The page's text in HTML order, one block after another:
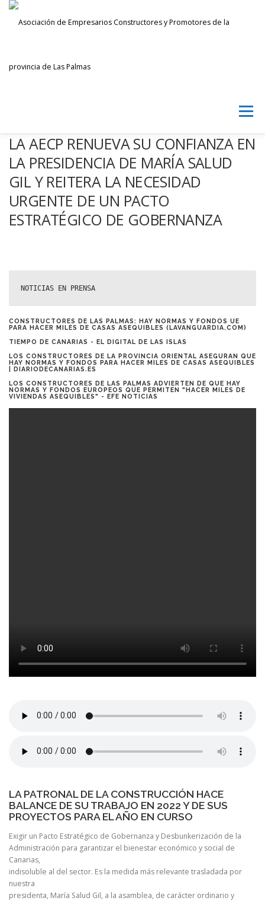
Saltar
Menú
AECPLPA NOTICIAS TRANSPARENCIA
INICIAR SESIÓN
LA AECP RENUEVA SU CONFIANZA EN
LA PRESIDENCIA DE MARÍA SALUD
GIL Y REITERA LA NECESIDAD
URGENTE DE UN PACTO
ESTRATÉGICO DE GOBERNANZA
NOTICIAS EN PRENSA
CONSTRUCTORES DE LAS PALMAS: HAY NORMAS Y FONDOS UE
PARA HACER MILES DE CASAS ASEQUIBLES (LAVANGUARDIA.COM)
TIEMPO DE CANARIAS - EL DIGITAL DE LAS ISLAS
LOS CONSTRUCTORES DE LA PROVINCIA ORIENTAL ASEGURAN QUE
HAY NORMAS Y FONDOS PARA HACER MILES DE CASAS ASEQUIBLES
| DIARIODECANARIAS.ES
LOS CONSTRUCTORES DE LAS PALMAS ADVIERTEN DE QUE HAY
NORMAS Y FONDOS EUROPEOS QUE PERMITEN "HACER MILES DE
VIVIENDAS ASEQUIBLES" - EFE NOTICIAS
LA PATRONAL DE LA CONSTRUCCIÓN HACE
BALANCE DE SU TRABAJO EN 2022 Y DE SUS
PROYECTOS PARA EL AÑO EN CURSO
Exigir un Pacto Estratégico de Gobernanza y Desbunkerización de la
Administración para garantizar el bienestar económico y social de
Canarias,
indisoluble al del sector. Es la medida más relevante trasladada por
nuestra
presidenta, María Salud Gil, a la asamblea, de carácter ordinario y